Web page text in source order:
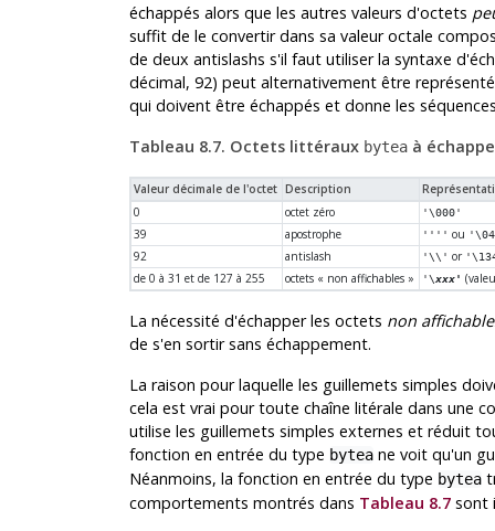
échappés alors que les autres valeurs d'octets
suffit de le convertir dans sa valeur octale
de deux antislashs s'il faut utiliser la syntaxe
décimal, 92) peut alternativement être
qui doivent être échappés et donne les
Tableau 8.7. Octets littéraux byteaà
Valeur décimale de l'octet Description
0
octet zéro '\000'
39 apostrophe '''' ou
92 antislash '\\' or
de 0 à 31 et de 127 à 255 octets « non affichables » '\ xxx'
La nécessité d'échapper les octets non
de s'en sortir sans échappement.
La raison pour laquelle les guillemets simples
cela est vrai pour toute chaîne litérale dans une
utilise les guillemets simples externes et réduit
fonction en entrée du type byteane voit qu'un
Néanmoins, la fonction en entrée du type bytea
comportements montrés dans Tableau 8.7sont